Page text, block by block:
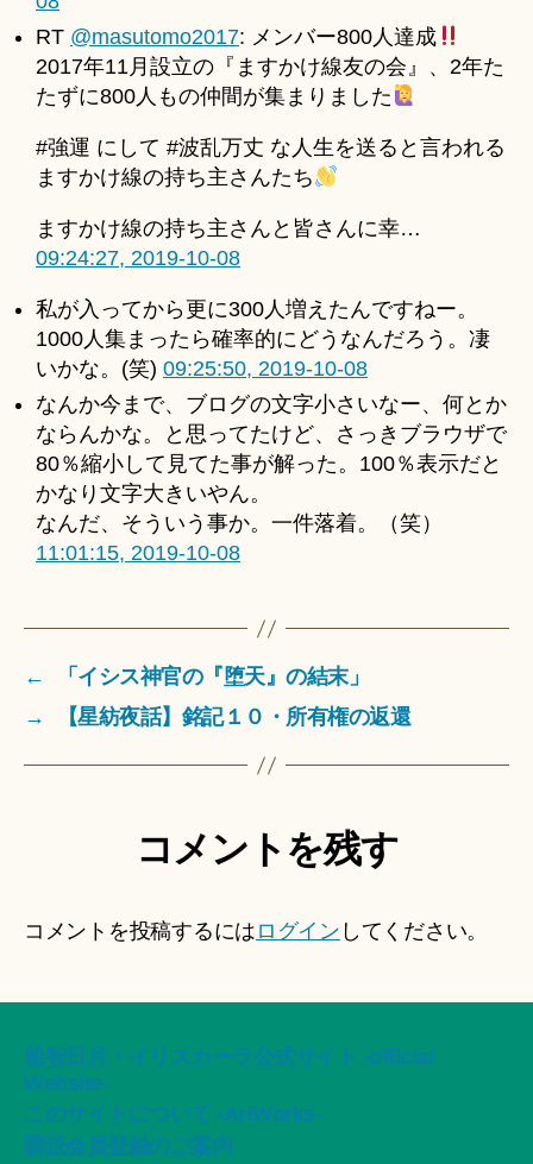
RT @masutomo2017: メンバー800人達成
2017年11月設立の『ますかけ線友の会』、2年た
たずに800人もの仲間が集まりました
#強運 にして #波乱万丈 な人生を送ると言われる
ますかけ線の持ち主さんたち
ますかけ線の持ち主さんと皆さんに幸…
09:24:27, 2019-10-08
私が入ってから更に300人増えたんですねー。
1000人集まったら確率的にどうなんだろう。凄
いかな。(笑) 09:25:50, 2019-10-08
なんか今まで、ブログの文字小さいなー、何とか
ならんかな。と思ってたけど、さっきブラウザで
80％縮小して見てた事が解った。100％表示だと
かなり文字大きいやん。
なんだ、そういう事か。一件落着。（笑）
11:01:15, 2019-10-08
←
「イシス神官の『堕天』の結末」
→
【星紡夜話】銘記１０・所有権の返還
コメントを残す
コメントを投稿するには ログイン してください。
船智日月・イリスカーラ公式サイト -official
Website-
このサイトについて -ArtWorks-
購読会員登録のご案内